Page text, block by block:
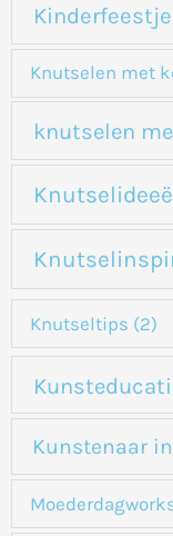
Knutselen met
knutselen
Knutseltips (2)
Kunstenaar